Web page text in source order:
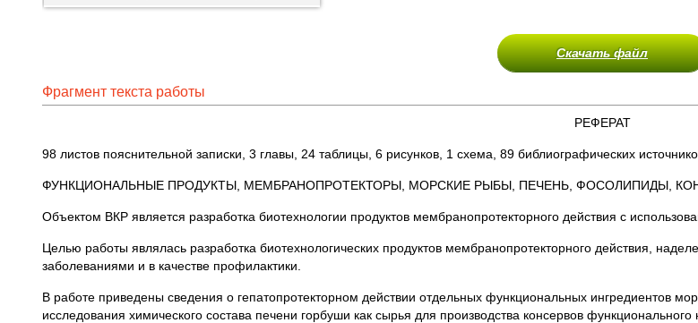
Скачать файл
Фрагмент текста работы
РЕФЕРАТ
98 листов пояснительной записки, 3 главы, 24 таблицы, 6 рисунков, 1 схема, 89 библиографических
ФУНКЦИОНАЛЬНЫЕ ПРОДУКТЫ, МЕМБРАНОПРОТЕКТОРЫ, МОРСКИЕ РЫБЫ, ПЕЧЕНЬ, ФОСОЛИПИДЫ,
Объектом ВКР является разработка биотехнологии продуктов мембранопротекторного действия с
Целью работы являлась разработка биотехнологических продуктов мембранопротекторного действия,
заболеваниями и в качестве профилактики.
В работе приведены сведения о гепатопротекторном действии отдельных функциональных ингредиентов
исследования химического состава печени горбуши как сырья для производства консервов